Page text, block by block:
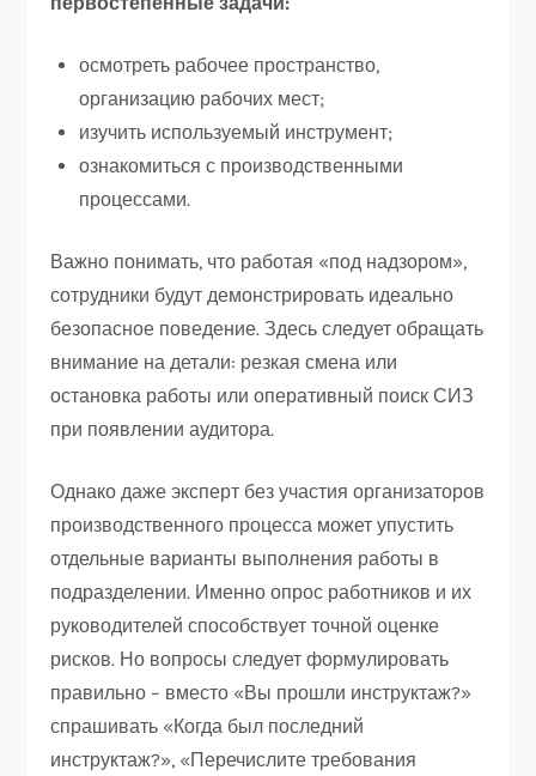
осмотреть рабочее пространство,
организацию рабочих мест;
изучить используемый инструмент;
ознакомиться с производственными
процессами.
Важно понимать, что работая «под надзором»,
сотрудники будут демонстрировать идеально
безопасное поведение. Здесь следует обращать
внимание на детали: резкая смена или
остановка работы или оперативный поиск СИЗ
при появлении аудитора.
Однако даже эксперт без участия организаторов
производственного процесса может упустить
отдельные варианты выполнения работы в
подразделении. Именно опрос работников и их
руководителей способствует точной оценке
рисков. Но вопросы следует формулировать
правильно – вместо «Вы прошли инструктаж?»
спрашивать «Когда был последний
инструктаж?», «Перечислите требования